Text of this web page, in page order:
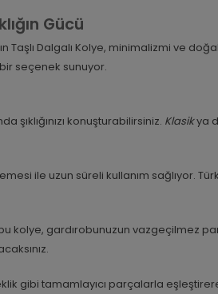
Gücü
Taşlı Dalgalı Kolye, minimalizmi ve
seçenek sunuyor.
şıklığınızı konuşturabilirsiniz. Klasikya
ile uzun süreli kullanım sağlıyor.
kolye, gardırobunuzun vazgeçilmez
gibi tamamlayıcı parçalarla